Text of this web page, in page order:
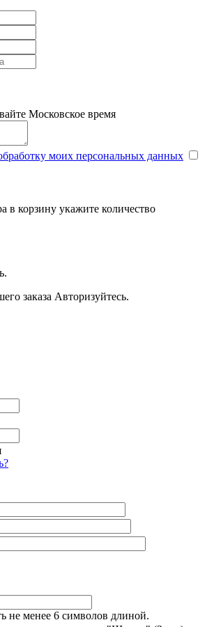
Московское время
моих персональных данных
в корзину укажите количество
заказа Авторизуйтесь.
не менее 6 символов длиной.